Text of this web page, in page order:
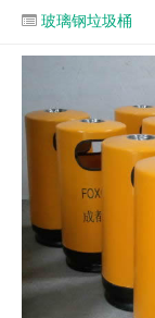
玻璃钢垃圾桶